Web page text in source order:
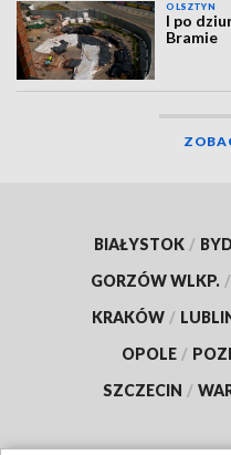
OLSZTYN
I po
Bramie
BIAŁYSTOK /
GORZÓW WLKP. /
KRAKÓW /
OPOLE /
SZCZECIN /